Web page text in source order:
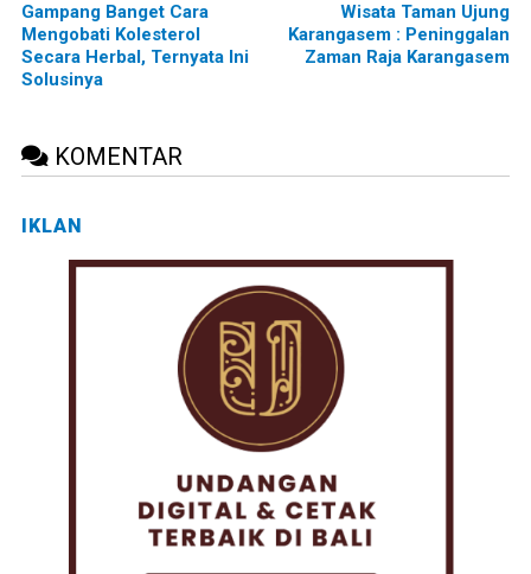
Gampang Banget Cara
Mengobati Kolesterol
Secara Herbal, Ternyata Ini
Solusinya
Wisata Taman Ujung
Karangasem : Peninggalan
Zaman Raja Karangasem
KOMENTAR
IKLAN